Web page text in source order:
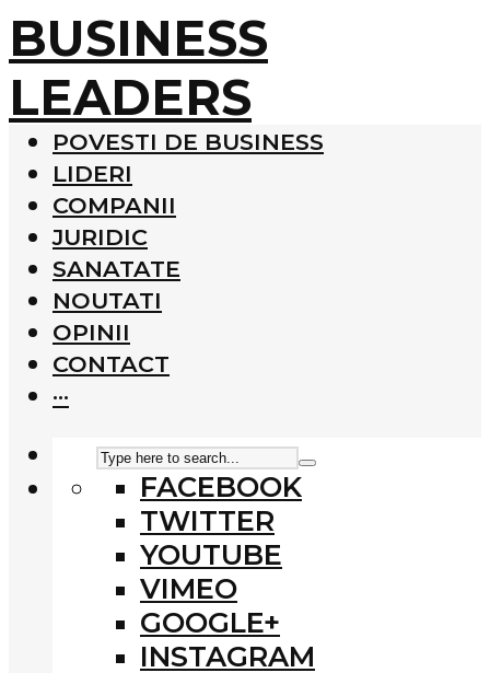
BUSINESS
LEADERS
POVESTI DE BUSINESS
LIDERI
COMPANII
JURIDIC
SANATATE
NOUTATI
OPINII
CONTACT
···
FACEBOOK
TWITTER
YOUTUBE
VIMEO
GOOGLE+
INSTAGRAM